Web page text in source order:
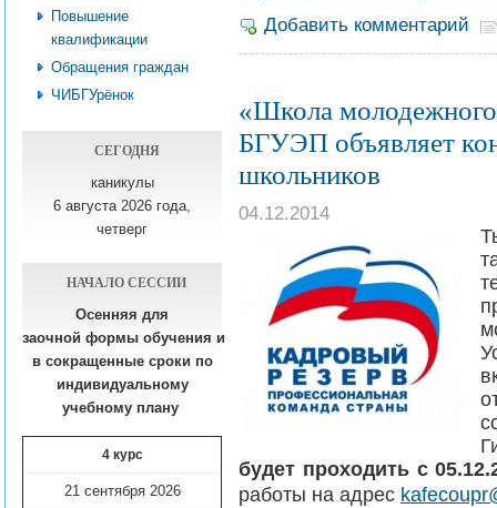
Повышение
квалификации
Обращения граждан
ЧИБГУрёнок
СЕГОДНЯ
каникулы
6 августа 2026 года,
четверг
НАЧАЛО СЕССИИ
Осенняя для
заочной формы обучения и
в сокращенные сроки по
индивидуальному
учебному плану​
4 курс
21 сентября 2026
Добавить комментарий
«Школа
БГУЭП объявляет
школьников
04.12.2014
будет проходить с
работы на адрес